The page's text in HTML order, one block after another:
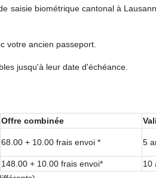
saisie biométrique cantonal à
votre ancien passeport.
jusqu'à leur date d'échéance.
Offre combinée
68.00 + 10.00 frais envoi * 5
148.00 + 10.00 frais envoi*
10